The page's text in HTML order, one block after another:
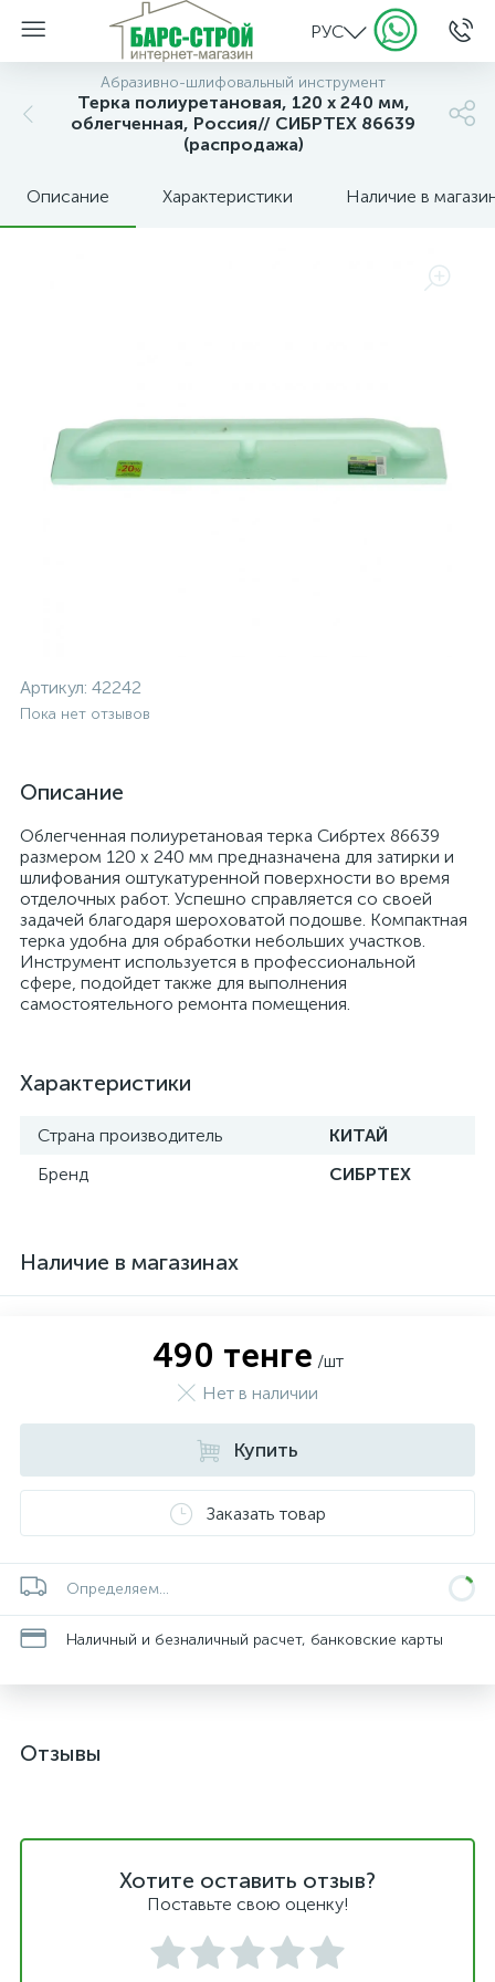
РУС
Абразивно-шлифовальный инструмент
Терка полиуретановая, 120 х 240 мм,
облегченная, Россия// СИБРТЕХ 86639
(распродажа)
Описание Характеристики Наличие в
Артикул: 42242
Пока нет отзывов
Описание
Облегченная полиуретановая терка Сибртех 86639
размером 120 х 240 мм предназначена для затирки и
шлифования оштукатуренной поверхности во время
отделочных работ. Успешно справляется со своей
задачей благодаря шероховатой подошве. Компактная
терка удобна для обработки небольших участков.
Инструмент используется в профессиональной
сфере, подойдет также для выполнения
самостоятельного ремонта помещения.
Характеристики
Страна производитель
КИТАЙ
Бренд
СИБРТЕХ
Наличие в магазинах
490 тенге /шт
Нет в наличии
Купить
Заказать товар
Определяем...
Наличный и безналичный расчет, банковские карты
Отзывы
Хотите оставить отзыв?
Поставьте свою оценку!